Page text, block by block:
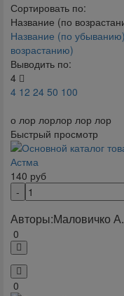
Сортировать по:
Название (по
Название (по убыванию)
возрастанию)
Выводить по:
4
4 12 24 50 100
о лор лорлор лор лор
Быстрый просмотр
Астма
140 руб
Авторы:Маловичко А.
0
0